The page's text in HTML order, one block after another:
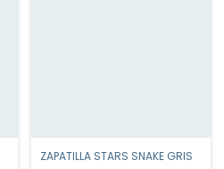
ZAPATILLA STARS SNAKE GRIS